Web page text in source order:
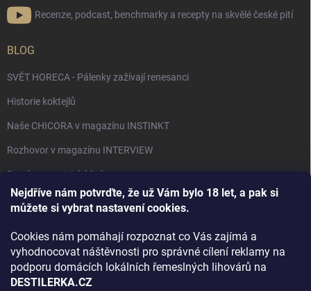
Nejdříve nám potvrďte, že už Vám bylo 18 let, a pak si
můžete si vybrat nastavení cookies.
Cookies nám pomáhají rozpoznat co Vás zajímá a
vyhodnocovat náštěvnosti pro správné cílení reklamy na
podporu domácích lokálních řemeslných lihovárů na
DESTILERKA.CZ
Recenze, podcast, benchmarky a recepty na skvělé české pití
BLOG
SVĚT HORECA - Pálenky zažívají renesanci
Historie koktejlů
Naše CHICORA v magazínu INSTINKT
Rozhovor v magazínu INTERVIEW
Bourbon, americká krása.
Napsali v TÝDNU o naší práci
Rozhovor s DESTILERKA.CZ v magazínu DRINKING-CAT
Jak vybrat dárek na Vánoce